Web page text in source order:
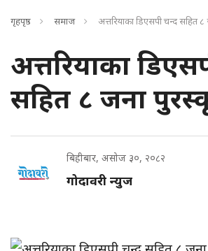
गृहपृष्ठ समाज अत्तरियाका डिएसपी चन्द सहित
अत्तरियाका
सहित ८ जना
बिहीबार, असोज ३०, २०८२
गोदावरी न्युज